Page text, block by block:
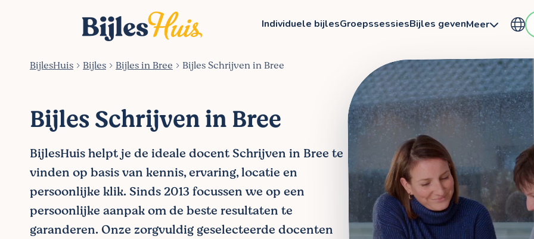
Individuele bijlesGroepssessiesBijles gevenMeer
BijlesHuis Bijles Bijles in Bree Bijles Schrijven in Bree
Bijles Schrijven in Bree
BijlesHuis helpt je de ideale docent Schrijven in Bree te
vinden op basis van kennis, ervaring, locatie en
persoonlijke klik. Sinds 2013 focussen we op een
persoonlijke aanpak om de beste resultaten te
garanderen. Onze zorgvuldig geselecteerde docenten